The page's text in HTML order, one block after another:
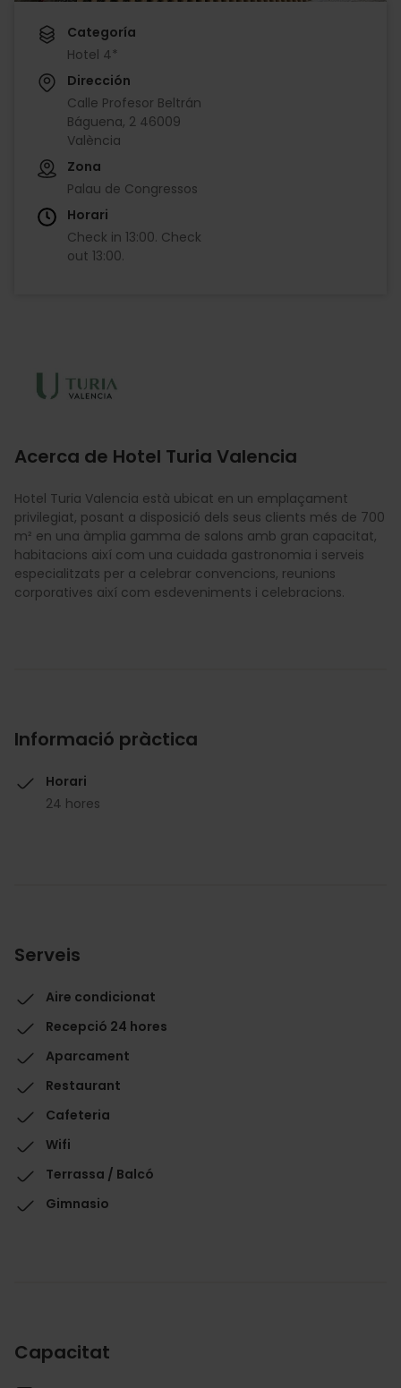
Categoría
Hotel 4*
Dirección
Calle Profesor Beltrán
Báguena, 2 46009
València
Zona
Palau de Congressos
Horari
Check in 13:00. Check
out 13:00.
Acerca de Hotel Turia Valencia
Hotel Turia Valencia està ubicat en un emplaçament
privilegiat, posant a disposició dels seus clients més de 700
m² en una àmplia gamma de salons amb gran capacitat,
habitacions així com una cuidada gastronomia i serveis
especialitzats per a celebrar convencions, reunions
corporatives així com esdeveniments i celebracions.
Informació pràctica
Horari
24 hores
Serveis
Aire condicionat
Recepció 24 hores
Aparcament
Restaurant
Cafeteria
Wifi
Terrassa / Balcó
Gimnasio
Capacitat